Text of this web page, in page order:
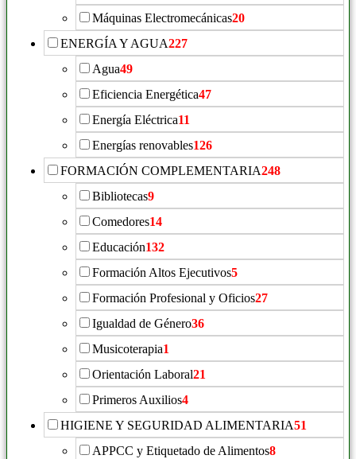
Máquinas Electromecánicas20
ENERGÍA Y AGUA227
Agua49
Eficiencia Energética47
Energía Eléctrica11
Energías renovables126
FORMACIÓN COMPLEMENTARIA248
Bibliotecas9
Comedores14
Educación132
Formación Altos Ejecutivos5
Formación Profesional y Oficios27
Igualdad de Género36
Musicoterapia1
Orientación Laboral21
Primeros Auxilios4
HIGIENE Y SEGURIDAD ALIMENTARIA51
APPCC y Etiquetado de Alimentos8